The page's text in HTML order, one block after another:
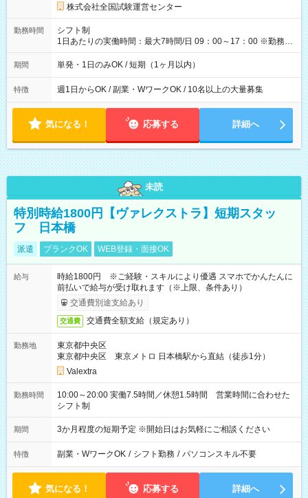
円の場合あり ・国家試験 7:00～13:30（休憩なし） 時給1,300
円（役割手当＋100円）×6時間＝日収8,400円＋交通費 【試用期
間】試用期間なし
株式会社全国試験運営センター
勤務時間
シフト制
1日あたりの実働時間：最大7時間/日 09：00～17：00 ※勤務時
間は 試験により異なります。
期間 単発・1日のみOK / 短期（1ヶ月以内）
特徴 週1日からOK / 副業・WワークOK / 10名以上の大量募集
気になる！ 応募する 詳細へ
未読
特別時給1800円【ヴァレクストラ】短期スタッ
フ 日本橋
派遣 ブランクOK WEB登録・面接OK
給与
時給1800円 ※ご経験・スキルにより優遇 スマホでかんたんに
前払いで給与が受け取れます（※上限、条件あり）
交通費別途支給あり
交通費 交通費全額支給（規定あり）
勤務地
東京都中央区
東京都中央区 東京メトロ 日本橋駅から直結（徒歩1分）
Valextra
勤務時間
10:00～20:00 実働7.5時間／休憩1.5時間 営業時間に合わせた
シフト制
期間 3か月程度の短期予定 ※開始日はお気軽にご相談ください
特徴 副業・WワークOK / シフト勤務 / パソコンスキル不要
気になる！ 応募する 詳細へ